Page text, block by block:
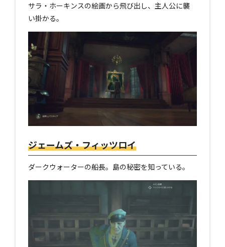
サラ・ホーキンスの絵画から飛び出し、主人公に襲
い掛かる。
ジェームズ・フィッツロイ
ダークウォーターの船長。島の秘密を知っている。